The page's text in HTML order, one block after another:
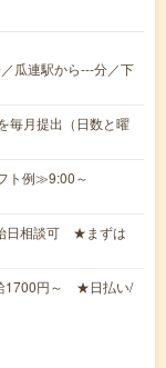
瓜連駅から---分／下
毎月提出（日数と曜
ト例≫9:00～
日相談可 ★まずは
1700円～ ★日払い/